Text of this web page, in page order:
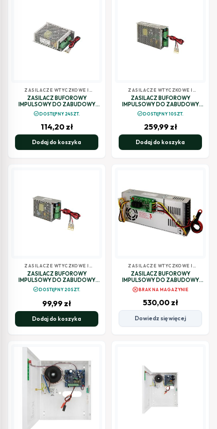
ZASILACZE WTYCZKOWE I
BUFOROWE
ZASILACZ BUFOROWY
IMPULSOWY DO ZABUDOWY
GRADE 2 V PSG2-12V3A
check_circleDOSTĘPNY 24SZT.
114,20 zł
Dodaj do koszyka
ZASILACZE WTYCZKOWE I
BUFOROWE
ZASILACZ BUFOROWY
IMPULSOWY DO ZABUDOWY
Pulsar PSB-12V10A 13,8V/10A
check_circleDOSTĘPNY 10SZT.
259,99 zł
Dodaj do koszyka
ZASILACZE WTYCZKOWE I
BUFOROWE
ZASILACZ BUFOROWY
IMPULSOWY DO ZABUDOWY
Pulsar PSB-12V3A 13,8V/3A
check_circleDOSTĘPNY 20SZT.
99,99 zł
Dodaj do koszyka
ZASILACZE WTYCZKOWE I
BUFOROWE
ZASILACZ BUFOROWY
IMPULSOWY DO ZABUDOWY
Pulsar PSBOC30012200
cancelBRAK NA MAGAZYNIE
530,00 zł
Dowiedz się więcej